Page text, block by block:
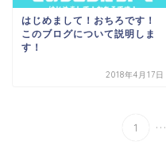
はじめまして！おちろです！
このブログについて説明しま
す！
2018年4月17日
1 ...